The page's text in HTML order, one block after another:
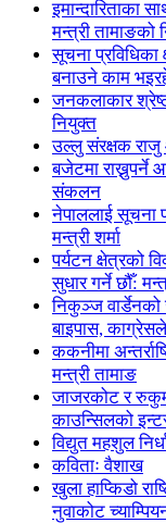
इमान्दारिताका
मन्त्री तामाङको
सूचना
बनाउने काम
जनकलाकार
नियुक्त
उल्लु संरक्षक राजु
बजेटमा राख्नुपर्ने
संकलन
नेपाललाई सूचना
मन्त्री शर्मा
पर्यटन क्षेत्रको
सुधार गर्ने छौँ:
निकुञ्ज वार्डेनको
बाइपास,
ककनीमा
मन्त्री तामाङ
जाजरकोट र
काउन्सिलको
विद्युत महशुल
कविताः वैशाख
खुला हाप्किडो
नुवाकोट